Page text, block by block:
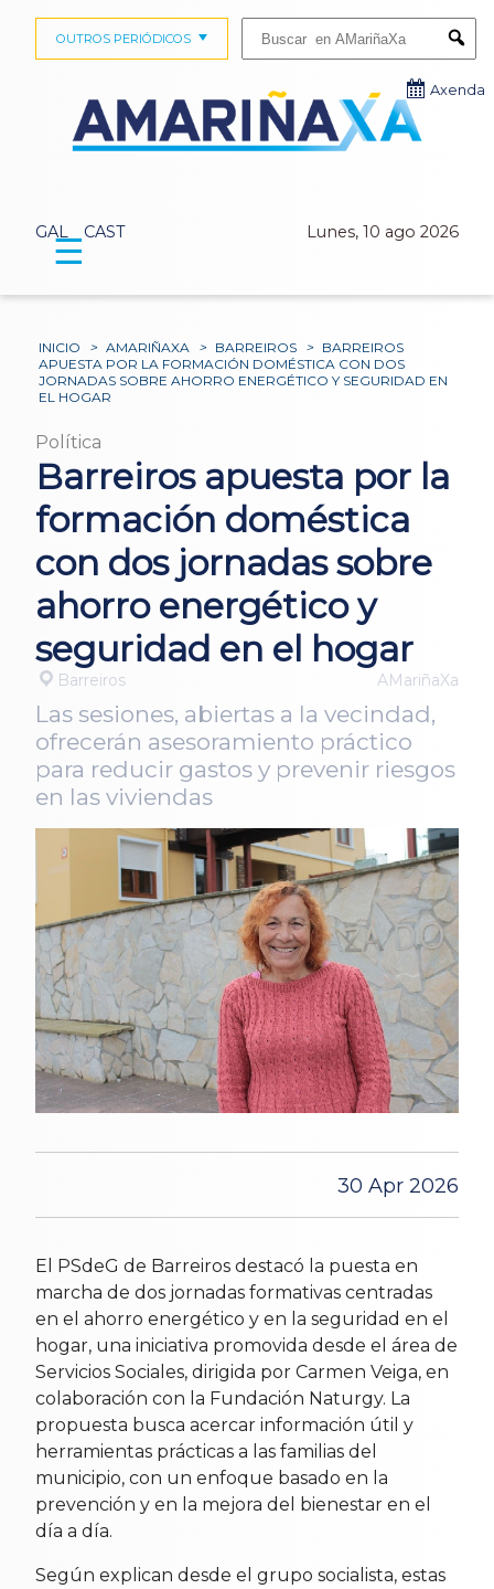
GAL CAST Lunes, 10 ago 2026
OUTROS PERIÓDICOS
Axenda
☰
INICIO > AMARIÑAXA > BARREIROS > BARREIROS
APUESTA POR LA FORMACIÓN DOMÉSTICA CON DOS
JORNADAS SOBRE AHORRO ENERGÉTICO Y SEGURIDAD EN
EL HOGAR
Política
Barreiros apuesta por la
formación doméstica
con dos jornadas sobre
ahorro energético y
seguridad en el hogar
Barreiros AMariñaXa
Las sesiones, abiertas a la vecindad,
ofrecerán asesoramiento práctico
para reducir gastos y prevenir riesgos
en las viviendas
30 Apr 2026
El PSdeG de Barreiros destacó la puesta en
marcha de dos jornadas formativas centradas
en el ahorro energético y en la seguridad en el
hogar, una iniciativa promovida desde el área de
Servicios Sociales, dirigida por Carmen Veiga, en
colaboración con la Fundación Naturgy. La
propuesta busca acercar información útil y
herramientas prácticas a las familias del
municipio, con un enfoque basado en la
prevención y en la mejora del bienestar en el
día a día.
Según explican desde el grupo socialista, estas